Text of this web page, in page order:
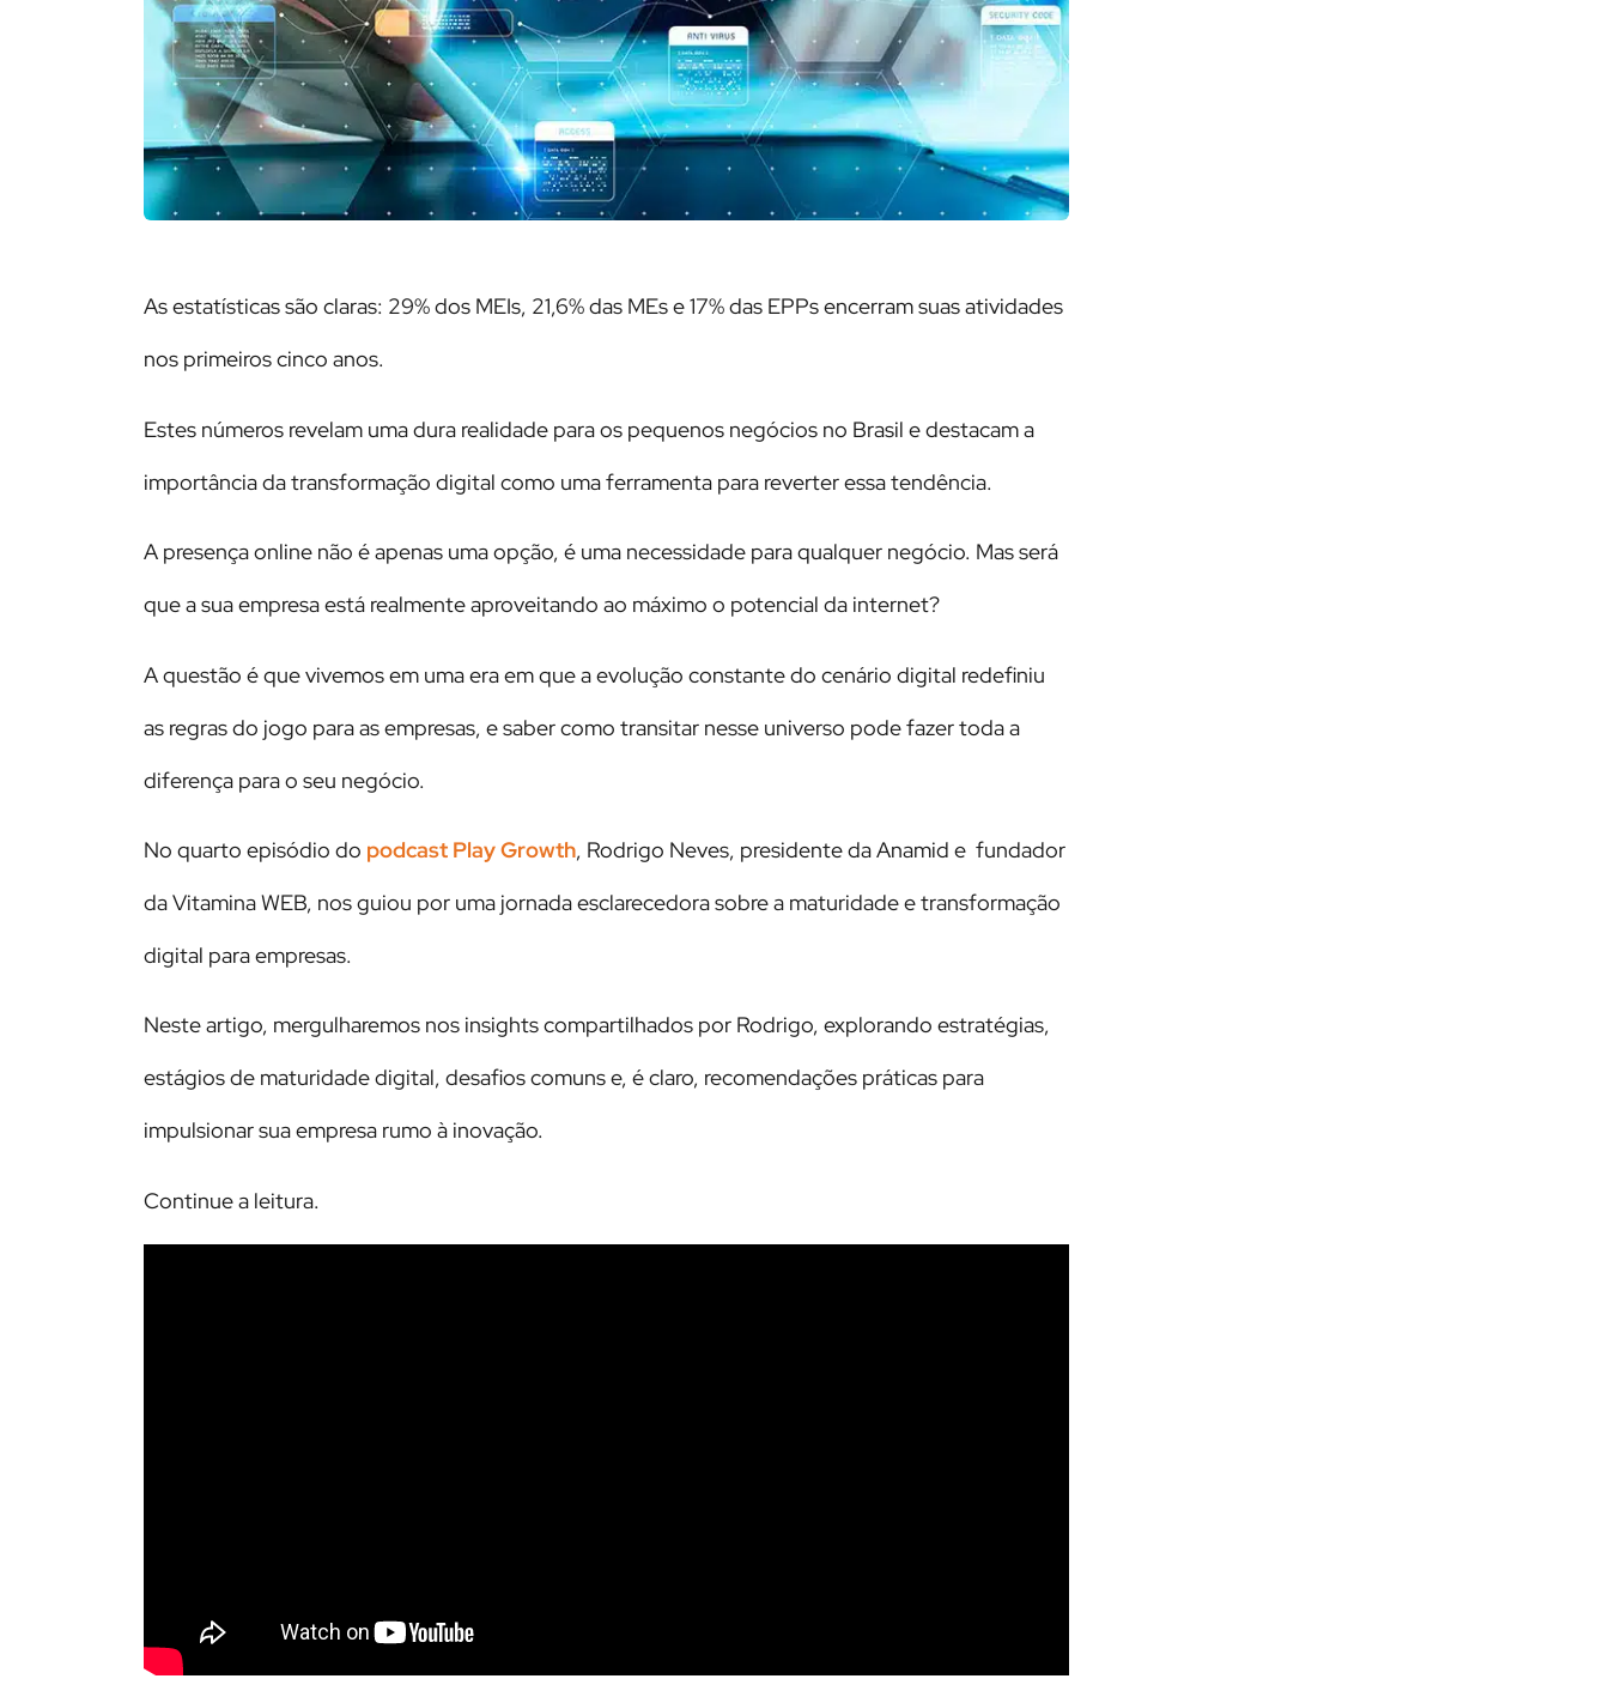
As estatísticas são claras: 29% dos MEIs, 21,6% das MEs e 17% das EPPs encerram suas atividades
nos primeiros cinco anos.
Estes números revelam uma dura realidade para os pequenos negócios no Brasil e destacam a
importância da transformação digital como uma ferramenta para reverter essa tendência.
A presença online não é apenas uma opção, é uma necessidade para qualquer negócio. Mas será
que a sua empresa está realmente aproveitando ao máximo o potencial da internet?
A questão é que vivemos em uma era em que a evolução constante do cenário digital redefiniu
as regras do jogo para as empresas, e saber como transitar nesse universo pode fazer toda a
diferença para o seu negócio.
No quarto episódio do podcast Play Growth, Rodrigo Neves, presidente da Anamid e fundador
da Vitamina WEB, nos guiou por uma jornada esclarecedora sobre a maturidade e transformação
digital para empresas.
Neste artigo, mergulharemos nos insights compartilhados por Rodrigo, explorando estratégias,
estágios de maturidade digital, desafios comuns e, é claro, recomendações práticas para
impulsionar sua empresa rumo à inovação.
Continue a leitura.